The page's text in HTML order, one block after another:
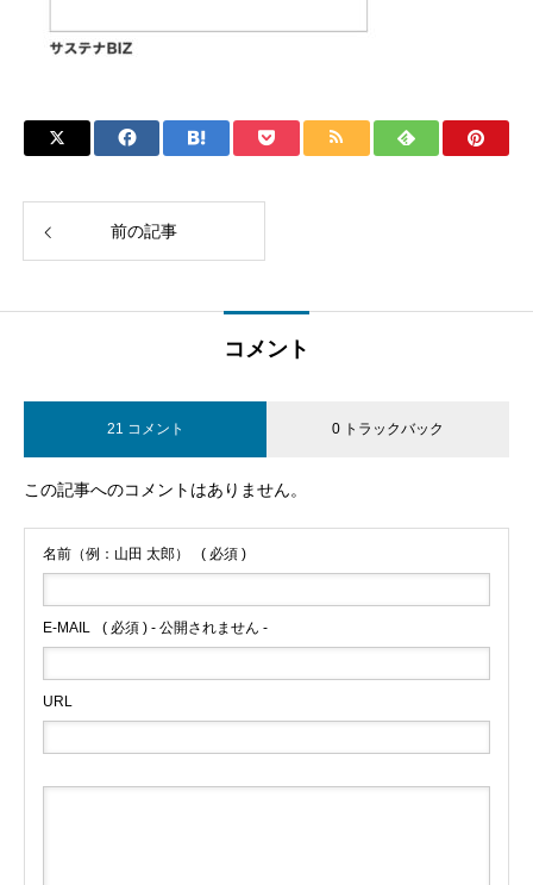
前の記事
コメント
21 コメント 0 トラックバック
この記事へのコメントはありません。
名前（例：山田 太郎） ( 必須 )
E-MAIL ( 必須 ) - 公開されません -
URL